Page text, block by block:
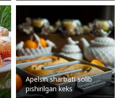
Apelsin sharbati solib
pishirilgan keks